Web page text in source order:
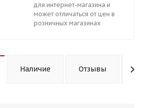
для интернет-магазина и
может отличаться от цен в
розничных магазинах
Наличие Отзывы